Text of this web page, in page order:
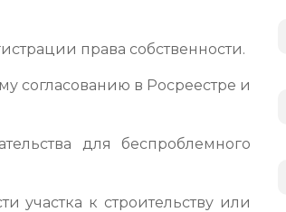
права собственности.
согласованию в Росреестре и
для беспроблемного
участка к строительству или